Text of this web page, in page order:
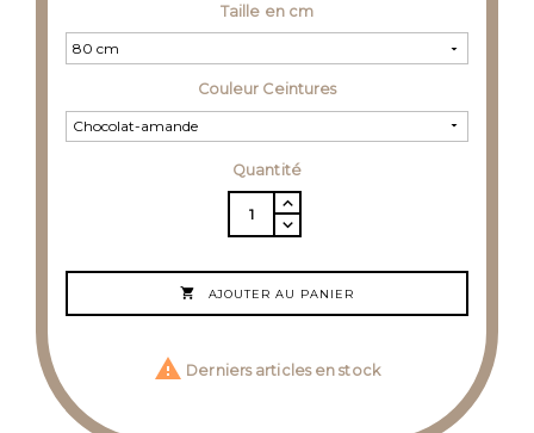
Taille en cm
Couleur Ceintures
Quantité
 AJOUTER AU PANIER
 Derniers articles en stock